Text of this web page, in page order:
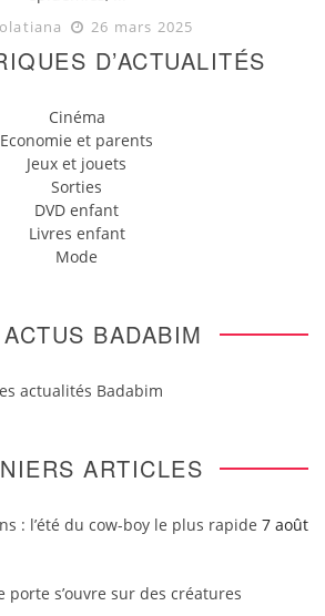
26 mars 2025
D’ACTUALITÉS
Cinéma
Economie et parents
Jeux et jouets
Sorties
DVD enfant
Livres enfant
Mode
BADABIM
actualités Badabim
ARTICLES
: l’été du cow-boy le plus rapide 7 août
porte s’ouvre sur des créatures